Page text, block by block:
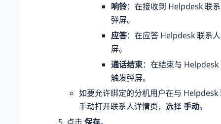
响铃：在接收到 Helpdesk 联
弹屏。
应答：在应答 Helpdesk 联系
屏。
通话结束：在结束与 Helpdesk
触发弹屏。
如要允许绑定的分机用户在与 Helpdesk
手动打开联系人详情页，选择手动。